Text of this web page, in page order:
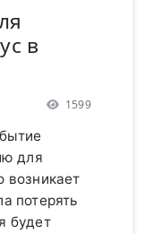
в
1599
для
возникает
потерять
будет